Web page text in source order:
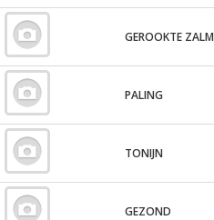
GEROOKTE ZALM
PALING
TONIJN
GEZOND